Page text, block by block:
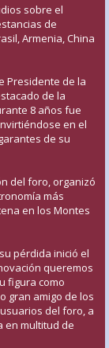
sobre el
de
Armenia, China
Presidente de la
de la
8 años fue
en el
de su
del foro, organizó
más
en los Montes
pérdida inició el
queremos
figura como
gran amigo de los
del foro, a
en multitud de